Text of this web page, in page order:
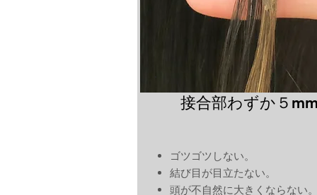
接合部わずか５
ゴツゴツしない。
結び目が目立たない。
頭が不自然に大きくならない